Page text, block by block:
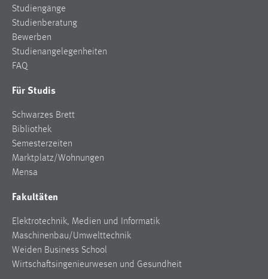
Studiengänge
Studienberatung
Bewerben
Studienangelegenheiten
FAQ
Für Studis
Schwarzes Brett
Bibliothek
Semesterzeiten
Marktplatz/Wohnungen
Mensa
Fakultäten
Elektrotechnik, Medien und Informatik
Maschinenbau/Umwelttechnik
Weiden Business School
Wirtschaftsingenieurwesen und Gesundheit